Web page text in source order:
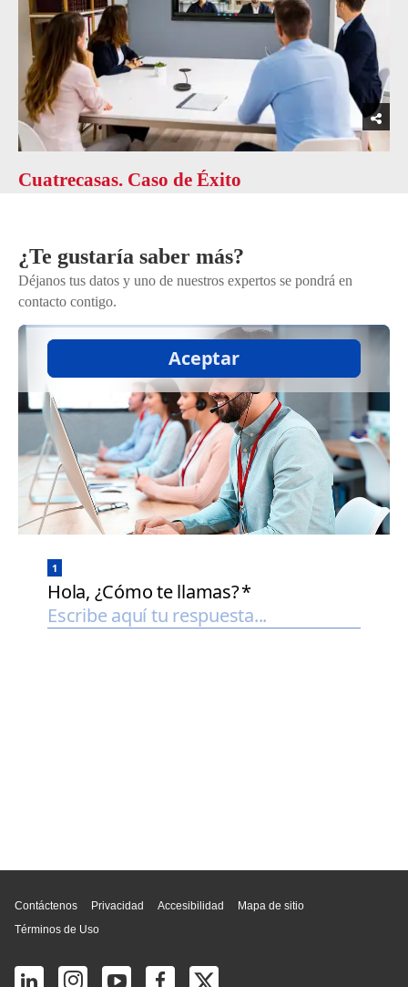
Cuatrecasas. Caso de Éxito
¿Te gustaría saber más?
Déjanos tus datos y uno de nuestros expertos se pondrá en
contacto contigo.
Contáctenos Privacidad Accesibilidad
Mapa de sitio
Términos de Uso